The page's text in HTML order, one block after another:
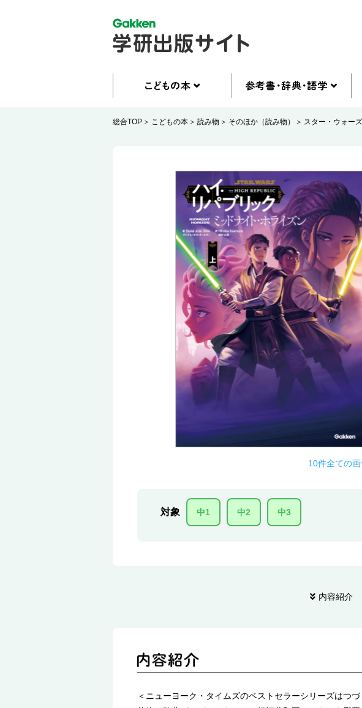
総合TOP こどもの本 読み物 そのほか（読み物） スター・ウォー
10件全ての
対象 中1 中2 中3
内容紹介
＜ニューヨーク・タイムズのベストセラーシリーズはつ